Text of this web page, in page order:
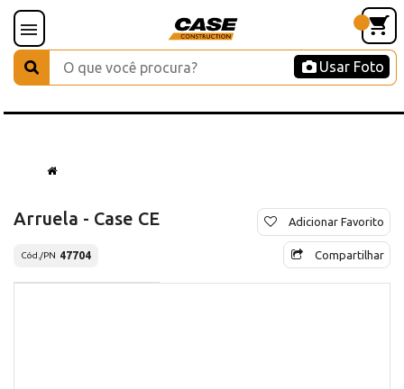
Usar Foto
Arruela - Case CE
Cód./PN 47704
Adicionar Favorito
Compartilhar